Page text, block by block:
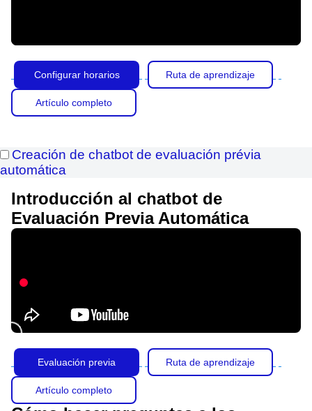
Configurar horarios Ruta de aprendizaje
Artículo completo
Creación de chatbot de evaluación prévia
automática
Introducción al chatbot de
Evaluación Previa Automática
Evaluación previa Ruta de aprendizaje
Artículo completo